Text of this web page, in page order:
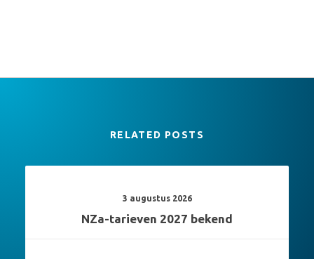
RELATED POSTS
3 augustus 2026
NZa-tarieven 2027 bekend